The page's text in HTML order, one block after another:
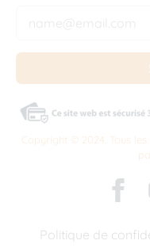
Copyright © 2024. Tous
Politique de